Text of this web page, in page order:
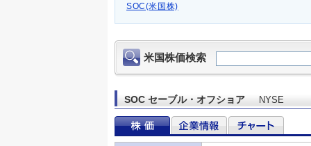
SOC(米国株)